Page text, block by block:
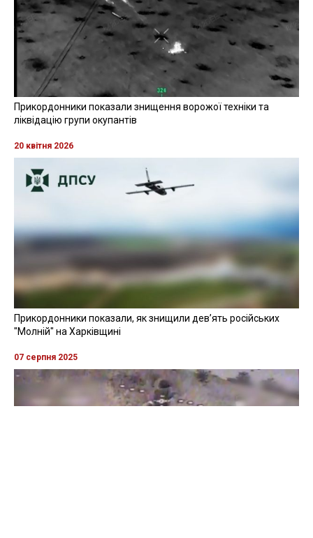
Прикордонники показали знищення ворожої техніки та
ліквідацію групи окупантів
20 квітня 2026
Прикордонники показали, як знищили девʼять російських
"Молній" на Харківщині
07 серпня 2025